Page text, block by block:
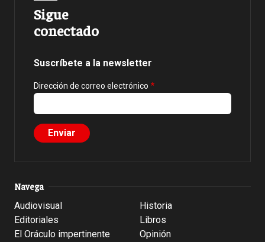
Sigue
conectado
Suscríbete a la newsletter
Dirección de correo electrónico
Navega
Audiovisual
Editoriales
El Oráculo impertinente
Historia
Libros
Opinión